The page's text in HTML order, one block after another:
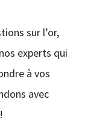
sur l’or,
experts qui
à vos
avec